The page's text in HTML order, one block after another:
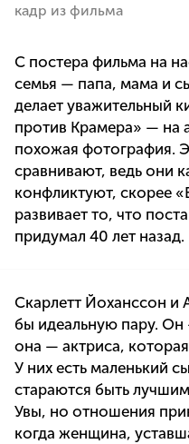
кадр из фильма
С постера фильма на
семья — папа, мама и
делает уважительный
против Крамера» — на
похожая фотография.
сравнивают, ведь они
конфликтуют, скорее
развивает то, что
придумал 40 лет назад.
Скарлетт Йоханссон и
бы идеальную пару.
она — актриса,
У них есть маленький
стараются быть
Увы, но отношения
когда женщина,